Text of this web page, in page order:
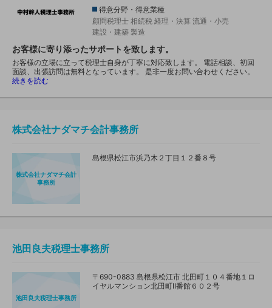
得意分野・得意業種
顧問税理士 相続税 経理・決算 流通・小売
建設・建築 製造
お客様に寄り添ったサポートを致します。
お客様の立場に立って税理士自身が丁寧に対応致します。 電話相談、初回
面談、出張訪問は無料となっています。 是非一度お問い合わせください。
続きを読む
株式会社ナダマチ会計事務所
株式会社ナダマチ会計
事務所
島根県松江市浜乃木２丁目１２番８号
池田良夫税理士事務所
池田良夫税理士事務所
〒690-0883 島根県松江市 北田町１０４番地１ロ
イヤルマンション北田町Ⅱ番館６０２号